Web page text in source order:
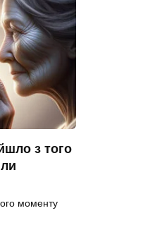
з того
моменту